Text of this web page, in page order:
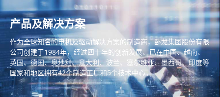
CN
日本語
产品及解决方案
作为全球知名的电机及驱动解决方案的制造商，卧龙集团股份有限
公司创建于1984年，经过四十年的创新发展、已在中国、越南、
英国、德国、奥地利、意大利、波兰、塞尔维亚、墨西哥、印度等
国家和地区拥有42个制造工厂和5个技术中心。